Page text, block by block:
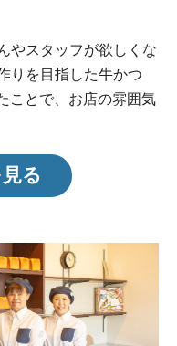
やスタッフが欲しくな
りを目指した牛かつ
ことで、お店の雰囲気
る